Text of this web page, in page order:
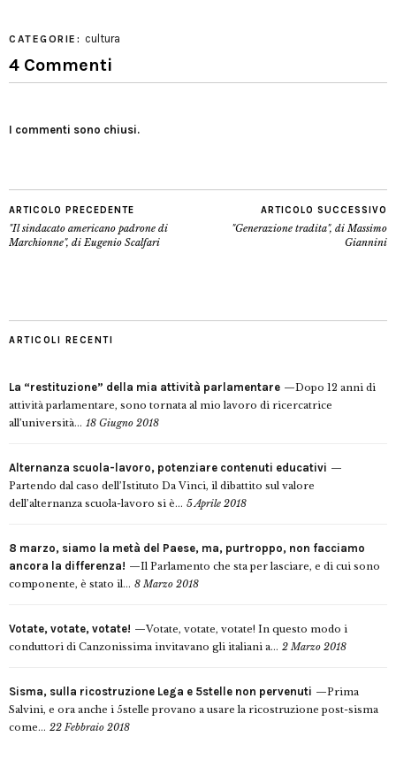
CATEGORIE: cultura
4 Commenti
I commenti sono chiusi.
ARTICOLO PRECEDENTE
"Il sindacato americano padrone di
Marchionne", di Eugenio Scalfari
ARTICOLO SUCCESSIVO
"Generazione tradita", di Massimo
Giannini
ARTICOLI RECENTI
La “restituzione” della mia attività parlamentare
Dopo 12 anni di
attività parlamentare, sono tornata al mio lavoro di ricercatrice
all’università... 18 Giugno 2018
Alternanza scuola-lavoro, potenziare contenuti educativi
Partendo dal caso dell’Istituto Da Vinci, il dibattito sul valore
dell’alternanza scuola-lavoro si è... 5 Aprile 2018
8 marzo, siamo la metà del Paese, ma, purtroppo, non facciamo
ancora la differenza!
Il Parlamento che sta per lasciare, e di cui sono
componente, è stato il... 8 Marzo 2018
Votate, votate, votate!
Votate, votate, votate! In questo modo i
conduttori di Canzonissima invitavano gli italiani a... 2 Marzo 2018
Sisma, sulla ricostruzione Lega e 5stelle non pervenuti
Prima
Salvini, e ora anche i 5stelle provano a usare la ricostruzione post-sisma
come... 22 Febbraio 2018